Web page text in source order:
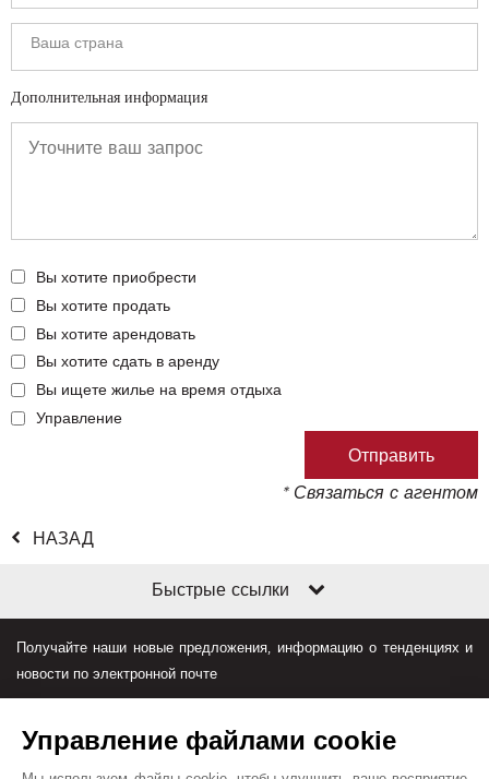
Дополнительная информация
Вы хотите приобрести
Вы хотите продать
Вы хотите арендовать
Вы хотите сдать в аренду
Вы ищете жилье на время отдыха
Управление
* Связаться с агентом
НАЗАД
Быстрые ссылки
Получайте наши новые предложения, информацию о тенденциях и
новости по электронной почте
Управление файлами cookie